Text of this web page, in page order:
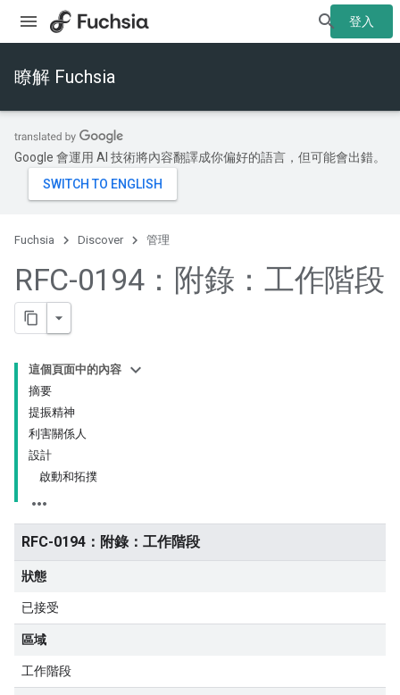
登入
瞭解 Fuchsia
Google 會運用 AI 技術將內容翻譯成你偏好的語言，但可能會出錯。
Fuchsia Discover 管理
RFC-0194：附錄：工作階段
這個頁面中的內容
摘要
提振精神
利害關係人
設計
啟動和拓撲
RFC-0194：附錄：工作階段
狀態
已接受
區域
工作階段